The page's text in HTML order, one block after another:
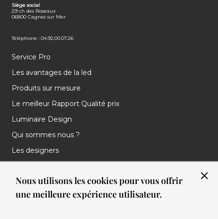
Nous utilisons les cookies pour vous offrir
une meilleure expérience utilisateur.
Siège social
29 ch des Roseaux
06800 Cagnes sur Mer
Téléphone : 04.92.00.07.26
Service Pro
Les avantages de la led
Produits sur mesure
Le meilleur Rapport Qualité prix
Luminaire Design
Qui sommes nous ?
Les designers
Nos réalisations
Nos Clients